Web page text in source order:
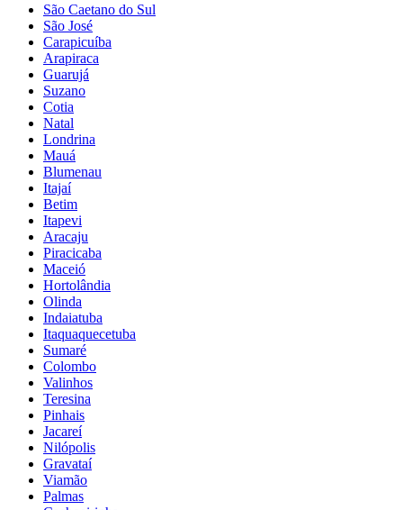
São Caetano do Sul
São José
Carapicuíba
Arapiraca
Guarujá
Suzano
Cotia
Natal
Londrina
Mauá
Blumenau
Itajaí
Betim
Itapevi
Aracaju
Piracicaba
Maceió
Hortolândia
Olinda
Indaiatuba
Itaquaquecetuba
Sumaré
Colombo
Valinhos
Teresina
Pinhais
Jacareí
Nilópolis
Gravataí
Viamão
Palmas